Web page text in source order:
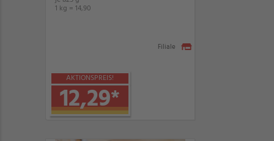
1 kg = 14,90
AKTIONSPREIS!
12,29*
Filiale